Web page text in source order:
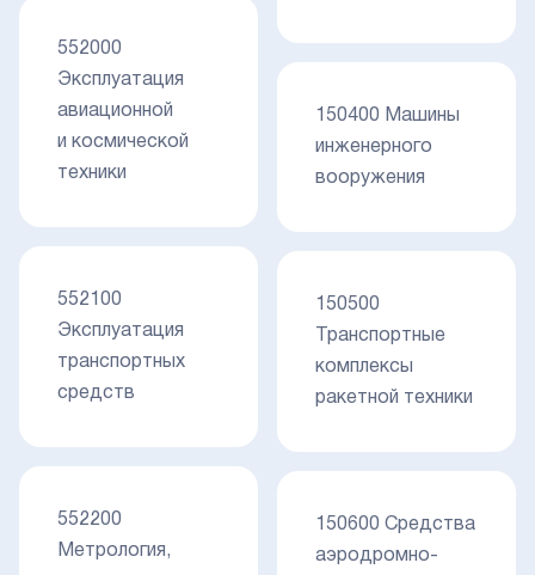
552000
Эксплуатация
авиационной
и космической
техники
552100
Эксплуатация
транспортных
средств
552200
Метрология,
150400 Машины
инженерного
вооружения
150500
Транспортные
комплексы
ракетной техники
150600 Средства
аэродромно-